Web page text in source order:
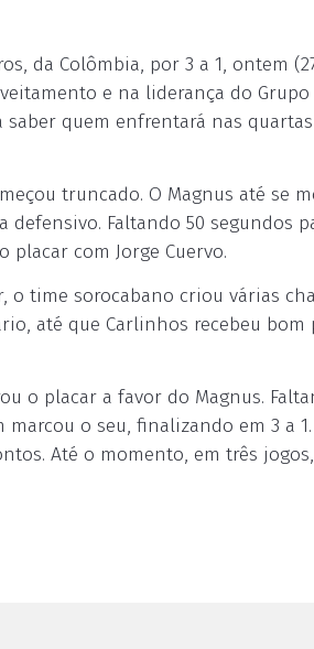
da Colômbia, por 3 a 1, ontem
e na liderança do Grupo
quem enfrentará nas
truncado. O Magnus até se
defensivo. Faltando 50 segundos
placar com Jorge Cuervo.
o time sorocabano criou várias
até que Carlinhos recebeu bom
o placar a favor do Magnus.
o seu, finalizando em 3 a
Até o momento, em três